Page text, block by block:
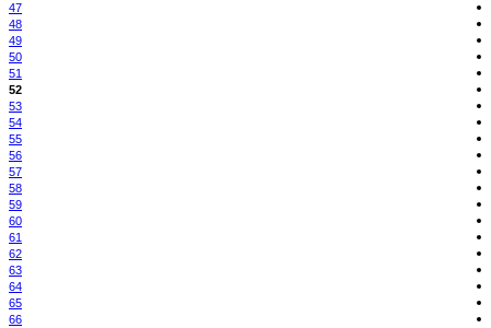
47
48
49
50
51
52
53
54
55
56
57
58
59
60
61
62
63
64
65
66